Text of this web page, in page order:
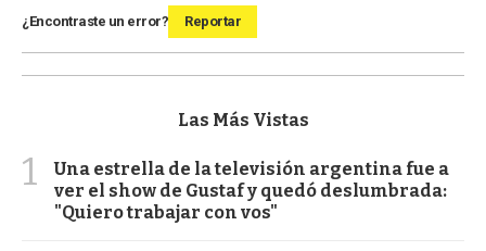
¿Encontraste un error? Reportar
Las Más Vistas
1
Una estrella de la televisión argentina fue a
ver el show de Gustaf y quedó deslumbrada:
"Quiero trabajar con vos"